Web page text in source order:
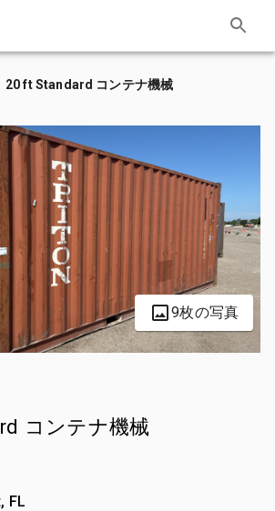
20 ft Standard コンテナ機械
9枚の写真
コンテナ機械
FL